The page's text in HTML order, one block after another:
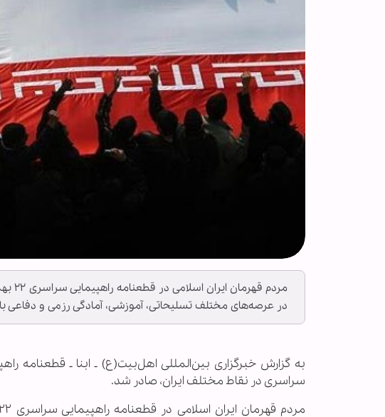
در عرصه‌های مختلف تسلیحاتی، آموزشی، آمادگی رزمی و دفاعی با
سراسری در نقاط مختلف ایران، صادر شد.